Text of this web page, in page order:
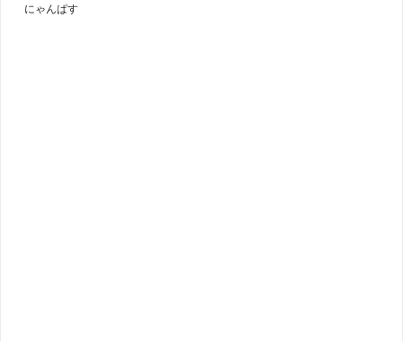
にゃんぱす